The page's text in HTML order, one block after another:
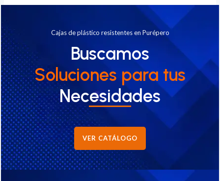
Cajas de plástico resistentes en Purépero
Buscamos
Soluciones para tus
Necesidades
VER CATÁLOGO